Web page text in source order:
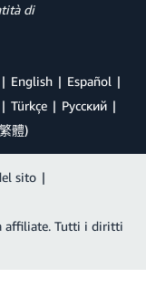
di
English
Español
Türkçe
Ρусский
體)
sito |
affiliate. Tutti i diritti